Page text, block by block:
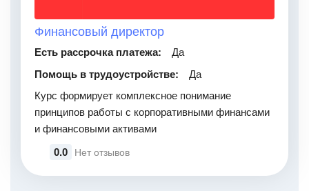
Финансовый директор
Есть рассрочка платежа:
Да
Помощь в трудоустройстве:
Да
Курс формирует комплексное понимание
принципов работы с корпоративными финансами
и финансовыми активами
0.0
Нет отзывов